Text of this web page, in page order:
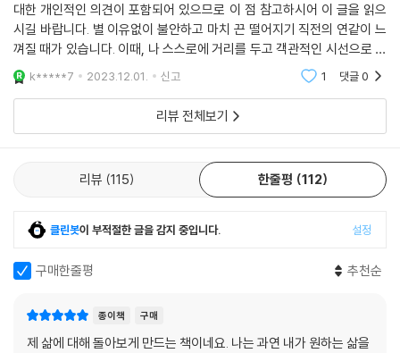
대한 개인적인 의견이 포함되어 있으므로 이 점 참고하시어 이 글을 읽으
시길 바랍니다. 별 이유없이 불안하고 마치 끈 떨어지기 직전의 연같이 느
껴질 때가 있습니다. 이때, 나 스스로에 거리를 두고 객관적인 시선으로 보
는 것이 필요하다고 이야기 들었는데 이 책이 그 방법을 기술합니다. 불안
의 원인이 뭔지,
k*****7 2023.12.01. 신고 1 댓글0
리뷰 전체보기
리뷰 115 한줄평 112
클린봇이 부적절한 글을 감지 중입니다. 설정
구매한줄평 추천순
종이책 구매
제 삶에 대해 돌아보게 만드는 책이네요. 나는 과연 내가 원하는 삶을